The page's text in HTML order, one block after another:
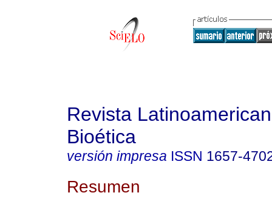
Revista
Bioética
versión impresa ISSN 1657-
Resumen